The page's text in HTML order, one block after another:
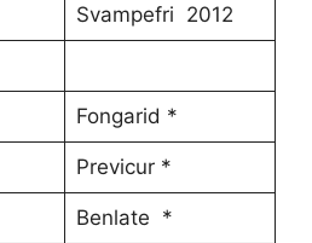
Svampefri 2012
Fongarid *
Previcur *
Benlate *